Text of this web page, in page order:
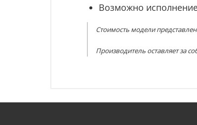
Возможно
Стоимость модели
Производитель оставляет за